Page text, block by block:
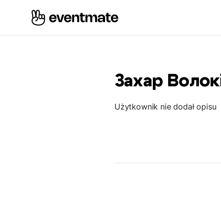
Захар
Użytkownik nie dodał opisu